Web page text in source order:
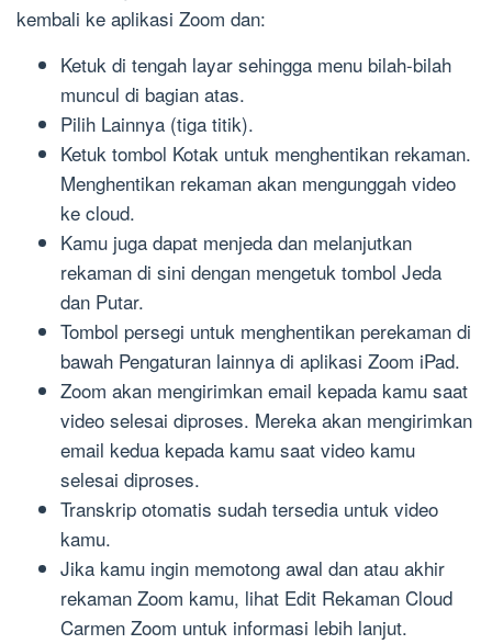
kembali ke aplikasi Zoom dan:
Ketuk di tengah layar sehingga menu bilah-bilah
muncul di bagian atas.
Pilih Lainnya (tiga titik).
Ketuk tombol Kotak untuk menghentikan rekaman.
Menghentikan rekaman akan mengunggah video
ke cloud.
Kamu juga dapat menjeda dan melanjutkan
rekaman di sini dengan mengetuk tombol Jeda
dan Putar.
Tombol persegi untuk menghentikan perekaman di
bawah Pengaturan lainnya di aplikasi Zoom iPad.
Zoom akan mengirimkan email kepada kamu saat
video selesai diproses. Mereka akan mengirimkan
email kedua kepada kamu saat video kamu
selesai diproses.
Transkrip otomatis sudah tersedia untuk video
kamu.
Jika kamu ingin memotong awal dan atau akhir
rekaman Zoom kamu, lihat Edit Rekaman Cloud
Carmen Zoom untuk informasi lebih lanjut.